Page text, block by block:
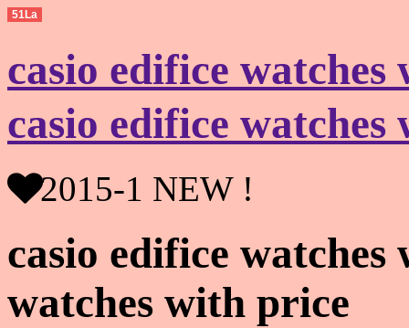
51La
casio edifice
casio edifice
2015-1 NEW !
casio edifice
watches with price